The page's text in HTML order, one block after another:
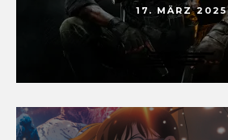
17. MÄRZ 2025